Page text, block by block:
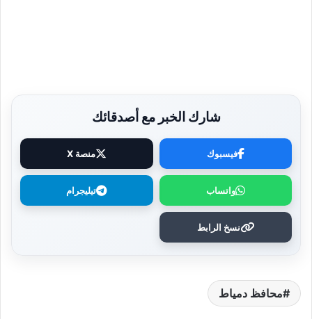
شارك الخبر مع أصدقائك
فيسبوك منصة X
واتساب تيليجرام
نسخ الرابط
محافظ دمياط